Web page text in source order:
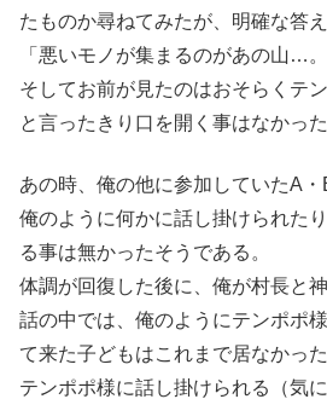
たものか尋ねてみたが、明確な答
「悪いモノが集まるのがあの山…。
そしてお前が見たのはおそらくテ
と言ったきり口を開く事はなかった
あの時、俺の他に参加していたA・
俺のように何かに話し掛けられた
る事は無かったそうである。
体調が回復した後に、俺が村長と
話の中では、俺のようにテンポポ
て来た子どもはこれまで居なかった
テンポポ様に話し掛けられる（気